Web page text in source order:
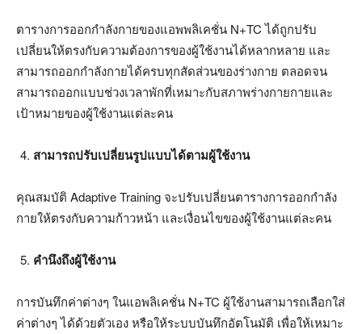
ตารางการออกกำลังกายของแอพพลิเคชั่น N+TC ได้ถูกปรับ
เปลี่ยนให้ตรงกับความต้องการของผู้ใช้งานได้หลากหลาย และ
สามารถออกกำลังกายได้ครบทุกสัดส่วนของร่างกาย ตลอดจน
สามารถออกแบบช่วงเวลาพักที่เหมาะกับสภาพร่างกายกายและ
เป้าหมายของผู้ใช้งานแต่ละคน
สามารถปรับเปลี่ยนรูปแบบได้ตามผู้ใช้งาน
คุณสมบัติ Adaptive Training จะปรับเปลี่ยนตารางการออกกำลัง
กายให้ตรงกับความก้าวหน้า และเงื่อนไขของผู้ใช้งานแต่ละคน
คำนึงถึงผู้ใช้งาน
การบันทึกค่าต่างๆ ในแอพลิเคชั่น N+TC ผู้ใช้งานสามารถเลือกใส่
ค่าต่างๆ ได้ด้วยตัวเอง หรือให้ระบบบันทึกอัตโนมัติ เพื่อให้เหมาะ